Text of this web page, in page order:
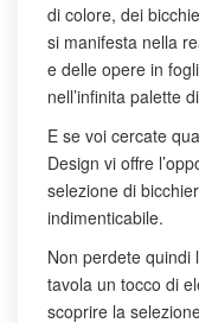
di colore, dei
si manifesta nella
e delle opere in
nell’infinita palette
E se voi cercate
Design vi offre
selezione di
indimenticabile.
Non perdete quindi
tavola un tocco di
scoprire la